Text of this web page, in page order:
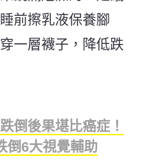
前擦乳液保養腳
一層襪子，降低跌
倒後果堪比癌症！
倒6大視覺輔助